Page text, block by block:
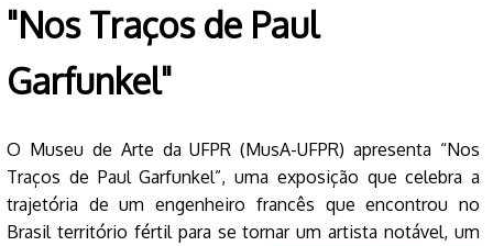
"Nos Traços de Paul
Garfunkel"
O Museu de Arte da UFPR (MusA-UFPR) apresenta “Nos
Traços de Paul Garfunkel”, uma exposição que celebra a
trajetória de um engenheiro francês que encontrou no
Brasil território fértil para se tornar um artista notável, um